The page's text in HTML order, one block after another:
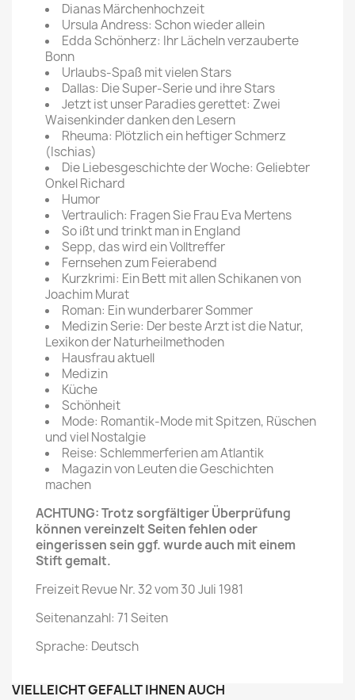
Dianas Märchenhochzeit
Ursula Andress: Schon wieder allein
Edda Schönherz: Ihr Lächeln verzauberte
Bonn
Urlaubs-Spaß mit vielen Stars
Dallas: Die Super-Serie und ihre Stars
Jetzt ist unser Paradies gerettet: Zwei
Waisenkinder danken den Lesern
Rheuma: Plötzlich ein heftiger Schmerz
(Ischias)
Die Liebesgeschichte der Woche: Geliebter
Onkel Richard
Humor
Vertraulich: Fragen Sie Frau Eva Mertens
So ißt und trinkt man in England
Sepp, das wird ein Volltreffer
Fernsehen zum Feierabend
Kurzkrimi: Ein Bett mit allen Schikanen von
Joachim Murat
Roman: Ein wunderbarer Sommer
Medizin Serie: Der beste Arzt ist die Natur,
Lexikon der Naturheilmethoden
Hausfrau aktuell
Medizin
Küche
Schönheit
Mode: Romantik-Mode mit Spitzen, Rüschen
und viel Nostalgie
Reise: Schlemmerferien am Atlantik
Magazin von Leuten die Geschichten
machen
ACHTUNG: Trotz sorgfältiger Überprüfung
können vereinzelt Seiten fehlen oder
eingerissen sein ggf. wurde auch mit einem
Stift gemalt.
Freizeit Revue Nr. 32 vom 30 Juli 1981
Seitenanzahl: 71 Seiten
Sprache: Deutsch
VIELLEICHT GEFÄLLT IHNEN AUCH